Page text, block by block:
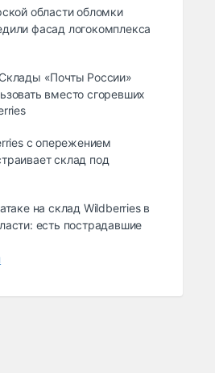
области обломки
фасад логокомплекса
«Почты России»
вместо сгоревших
с опережением
склад под
на склад Wildberries в
есть пострадавшие